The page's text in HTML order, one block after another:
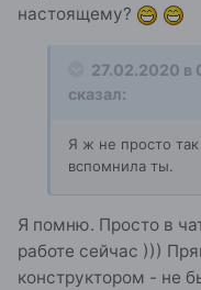
настоящему?
27.02.2020 в
сказал:
Я ж не просто
вспомнила ты.
Я помню. Просто в
работе сейчас )))
конструктором - не